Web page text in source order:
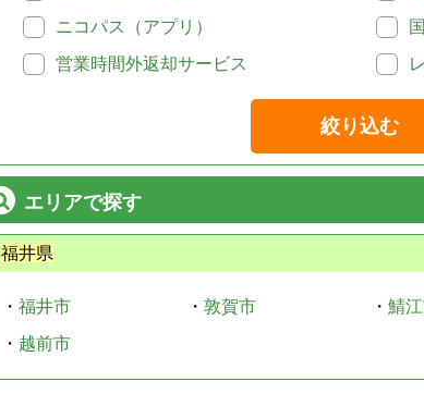
ニコパス（アプリ）
営業時間外返却サービス
絞り込む
エリアで探す
福井県
・ 福井市 ・ 敦賀市 ・ 鯖
・ 越前市